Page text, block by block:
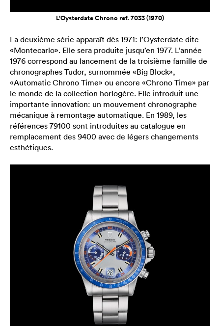
L’Oysterdate Chrono ref. 7033 (1970)
La deuxième série apparaît dès 1971: l’Oysterdate dite
«Montecarlo». Elle sera produite jusqu’en 1977. L’année
1976 correspond au lancement de la troisième famille de
chronographes Tudor, surnommée «Big Block»,
«Automatic Chrono Time» ou encore «Chrono Time» par
le monde de la collection horlogère. Elle introduit une
importante innovation: un mouvement chronographe
mécanique à remontage automatique. En 1989, les
références 79100 sont introduites au catalogue en
remplacement des 9400 avec de légers changements
esthétiques.